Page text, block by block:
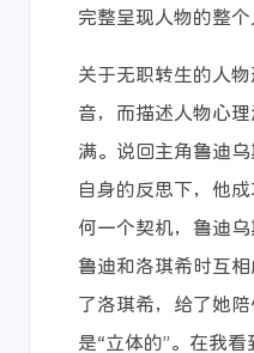
完整呈现人物的整个
关于无职转生的人
音，而描述人物心
满。说回主角鲁迪
自身的反思下，他
何一个契机，鲁迪
鲁迪和洛琪希时互
了洛琪希，给了她
是“立体的”。在我